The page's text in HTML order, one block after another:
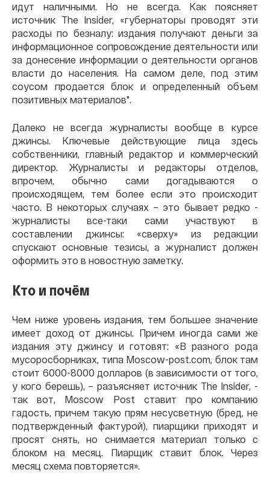
идут наличными. Но не всегда. Как поясняет
источник The Insider, «губернаторы проводят эти
расходы по безналу: издания получают деньги за
информационное сопровождение деятельности или
за донесение информации о деятельности органов
власти до населения. На самом деле, под этим
соусом продается блок и определенный объем
позитивных материалов".
Далеко не всегда журналисты вообще в курсе
джинсы. Ключевые действующие лица здесь
собственники, главный редактор и коммерческий
директор. Журналисты и редакторы отделов,
впрочем, обычно сами догадываются о
происходящем, тем более если это происходит
часто. В некоторых случаях – это бывает редко -
журналисты все-таки сами участвуют в
составлении джинсы: «сверху» из редакции
спускают основные тезисы, а журналист должен
оформить это в новостную заметку.
Кто и почём
Чем ниже уровень издания, тем большее значение
имеет доход от джинсы. Причем иногда сами же
издания эту джинсу и готовят: «В разного рода
мусоросборниках, типа Moscow-post.com, блок там
стоит 6000-8000 долларов (в зависимости от того,
у кого берешь), – разъясняет источник The Insider, -
так вот, Moscow Post ставит про компанию
гадость, причем такую прям несусветную (бред, не
подтвержденный фактурой), пиарщики приходят и
просят снять, но снимается материал только с
блоком на месяц. Пиарщик ставит блок. Через
месяц схема повторяется».